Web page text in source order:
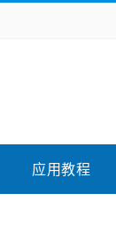
插件下载
应用教程